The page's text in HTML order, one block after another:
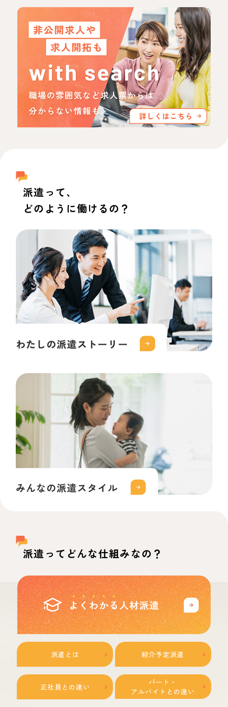
派遣って、
どのように働けるの？
派遣ってどんな仕組みなの？
派遣とは 紹介予定派遣
正社員との違い
パート・
アルバイトとの違い